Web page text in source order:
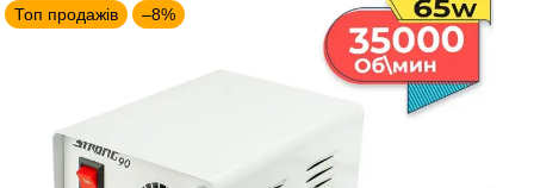
Топ продажів –8%